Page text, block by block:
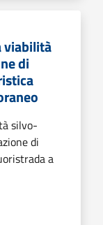
viabilità
di
silvo-
di
a